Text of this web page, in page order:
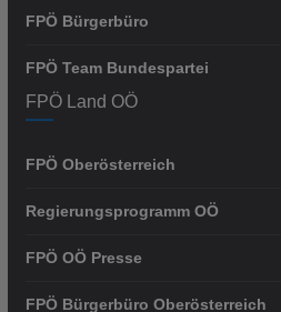
FPÖ Bürgerbüro
FPÖ Team Bundespartei
FPÖ Land OÖ
FPÖ Oberösterreich
Regierungsprogramm OÖ
FPÖ OÖ Presse
FPÖ Bürgerbüro Oberösterreich